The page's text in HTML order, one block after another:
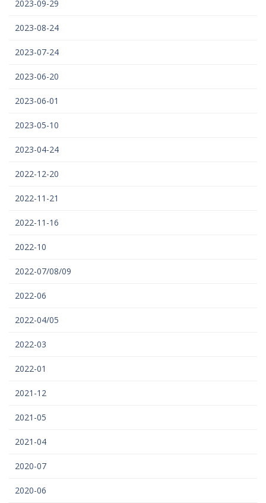
2023-09-29
2023-08-24
2023-07-24
2023-06-20
2023-06-01
2023-05-10
2023-04-24
2022-12-20
2022-11-21
2022-11-16
2022-10
2022-07/08/09
2022-06
2022-04/05
2022-03
2022-01
2021-12
2021-05
2021-04
2020-07
2020-06